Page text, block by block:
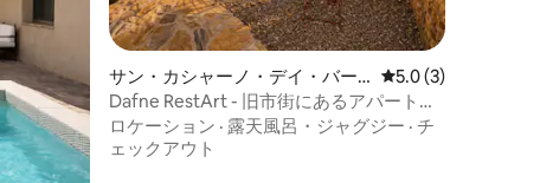
サン・カシャーノ・デイ・バー
ニの一軒家
レビュー3件、5つ
5.0 (3)
Dafne RestArt - 旧市街にあるアパートメ
ント
ロケーション · 露天風呂・ジャグジー · チ
ェックアウト